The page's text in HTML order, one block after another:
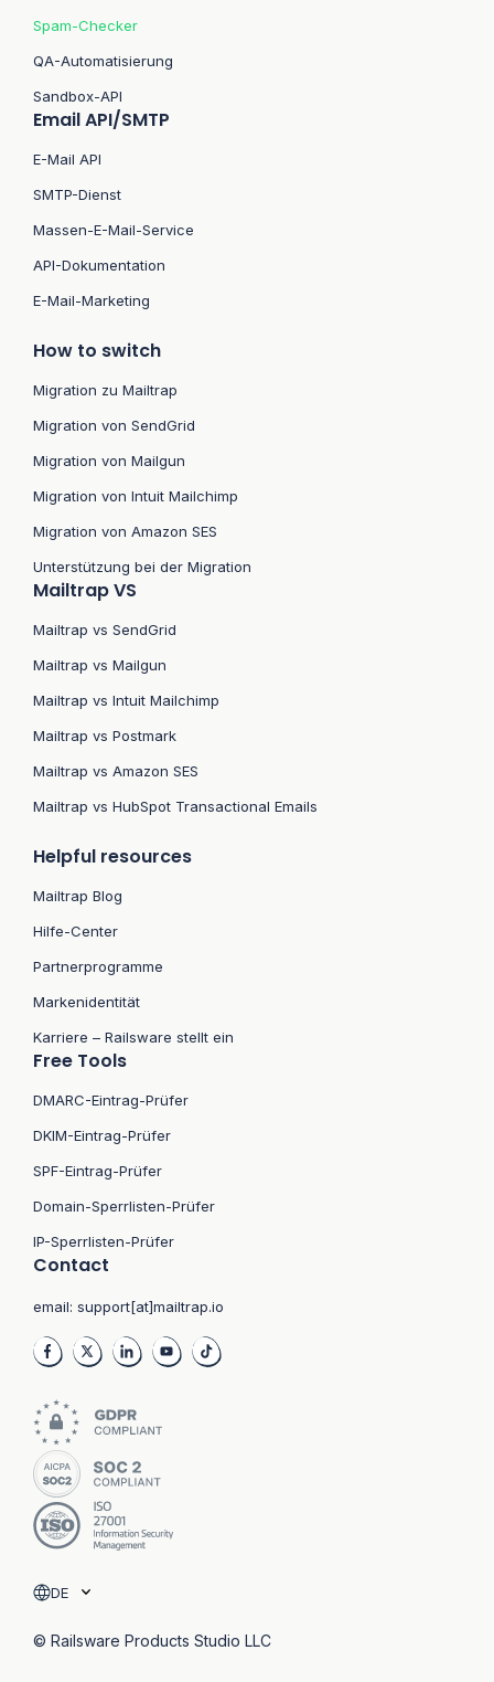
Spam-Checker
QA-Automatisierung
Sandbox-API
Email API/SMTP
E-Mail API
SMTP-Dienst
Massen-E-Mail-Service
API-Dokumentation
E-Mail-Marketing
How to switch
Migration zu Mailtrap
Migration von SendGrid
Migration von Mailgun
Migration von Intuit Mailchimp
Migration von Amazon SES
Unterstützung bei der Migration
Mailtrap VS
Mailtrap vs SendGrid
Mailtrap vs Mailgun
Mailtrap vs Intuit Mailchimp
Mailtrap vs Postmark
Mailtrap vs Amazon SES
Mailtrap vs HubSpot Transactional Emails
Helpful resources
Mailtrap Blog
Hilfe-Center
Partnerprogramme
Markenidentität
Karriere – Railsware stellt ein
Free Tools
DMARC-Eintrag-Prüfer
DKIM-Eintrag-Prüfer
SPF-Eintrag-Prüfer
Domain-Sperrlisten-Prüfer
IP-Sperrlisten-Prüfer
Contact
email: support[at]mailtrap.io
DE
© Railsware Products Studio LLC